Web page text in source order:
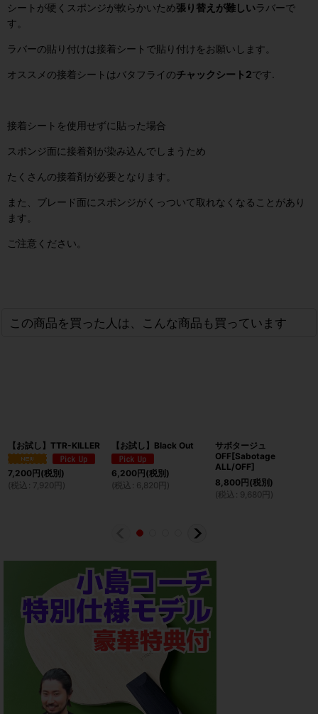
シートが硬くスポンジが軟らかいため張り替えが難しいラバーで
す。
ラバーの貼り付けは接着シートで貼り付けをお願いします。
オススメの接着シートはバタフライのチャックシート2です.
接着シートを使用せずに貼った場合
スポンジ面に接着剤が染み込んでしまうため
たくさんの接着剤が必要となります。
また、ブレード面にスポンジがくっついて取れなくなることがあり
ます。
ご注意ください。
この商品を買った人は、こんな商品も買っています
【お試し】TTR-KILLER
7,200 円 (税別)
(税込 : 7,920 円 )
【お試し】Black Out
6,200 円 (税別)
(税込 : 6,820 円 )
サボタージュ
OFF[Sabotage
ALL/OFF]
8,800 円 (税別)
(税込 : 9,680 円 )